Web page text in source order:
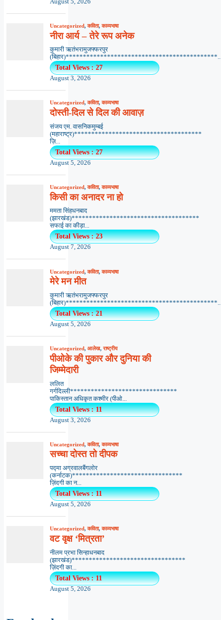
Uncategorized,कविता,काव्यभाषा
नीरा आर्य – तेरे रूप अनेक
कुमारी ऋतंभरामुजफ्फरपुर
Total Views : 27
August 3, 2026
Uncategorized,कविता,काव्यभाषा
दोस्ती-दिल से दिल की आवाज़
संजय एम. वासनिकमुम्बई
(महाराष्ट्र)*************************************
ज़ि...
Total Views : 27
August 5, 2026
Uncategorized,कविता,काव्यभाषा
किसी का अनादर ना हो
ममता सिंहधनबाद
(झारखंड)*************************************
सफाई का कीड़ा...
Total Views : 23
August 7, 2026
Uncategorized,कविता,काव्यभाषा
मेरे मन मीत
कुमारी ऋतंभरामुजफ्फरपुर
Total Views : 21
August 5, 2026
Uncategorized, आलेख,राष्ट्रीय
पीओके की पुकार और दुनिया की
जिम्मेदारी
ललित
गर्गदिल्ली*******************************
पाकिस्तान अधिकृत कश्मीर (पीओ...
Total Views : 11
August 3, 2026
Uncategorized,कविता,काव्यभाषा
सच्चा दोस्त तो दीपक
पद्मा अग्रवालबैंगलोर
(कर्नाटक)********************************
ज़िंदगी का न...
Total Views : 11
August 5, 2026
Uncategorized,कविता,काव्यभाषा
वट वृक्ष ‘मित्रता’
नीलम प्रभा सिन्हाधनबाद
(झारखंड)*********************************
ज़िंदगी का...
Total Views : 11
August 5, 2026